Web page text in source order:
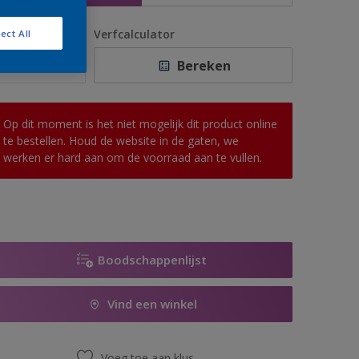
Verfcalculator
Bereken
Op dit moment is het niet mogelijk dit product online
te bestellen. Houd de website in de gaten, we
werken er hard aan om de voorraad aan te vullen.
Boodschappenlijst
Vind een winkel
All